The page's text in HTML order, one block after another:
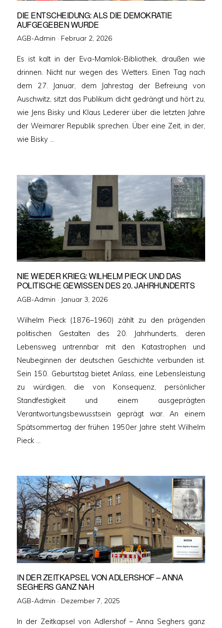
DIE ENTSCHEIDUNG: ALS DIE DEMOKRATIE
AUFGEGEBEN WURDE
AGB-Admin · Veröffentlicht
Februar 2, 2026
Es ist kalt in der Eva-Mamlok-Bibliothek, draußen wie
drinnen. Nicht nur wegen des Wetters. Einen Tag nach
dem 27. Januar, dem Jahrestag der Befreiung von
Auschwitz, sitzt das Publikum dicht gedrängt und hört zu,
wie Jens Bisky und Klaus Lederer über die letzten Jahre
der Weimarer Republik sprechen. Über eine Zeit, in der,
wie Bisky …
NIE WIEDER KRIEG: WILHELM PIECK UND DAS
POLITISCHE GEWISSEN DES 20. JAHRHUNDERTS
AGB-Admin · Veröffentlicht
Januar 3, 2026
Wilhelm Pieck (1876–1960) zählt zu den prägenden
politischen Gestalten des 20. Jahrhunderts, deren
Lebensweg untrennbar mit den Katastrophen und
Neubeginnen der deutschen Geschichte verbunden ist.
Sein 150. Geburtstag bietet Anlass, eine Lebensleistung
zu würdigen, die von Konsequenz, persönlicher
Standfestigkeit und einem ausgeprägten
Verantwortungsbewusstsein geprägt war. An einem
Spätsommertag der frühen 1950er Jahre steht Wilhelm
Pieck …
IN DER ZEITKAPSEL VON ADLERSHOF – ANNA
SEGHERS GANZ NAH
AGB-Admin · Veröffentlicht
Dezember 7, 2025
In der Zeitkapsel von Adlershof – Anna Seghers ganz